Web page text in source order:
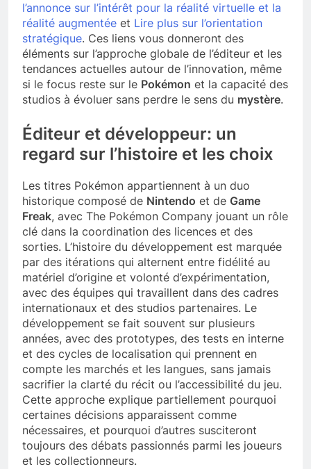
l’annonce sur l’intérêt pour la réalité virtuelle et la
réalité augmentée et Lire plus sur l’orientation
stratégique. Ces liens vous donneront des
éléments sur l’approche globale de l’éditeur et les
tendances actuelles autour de l’innovation, même
si le focus reste sur le Pokémon et la capacité des
studios à évoluer sans perdre le sens du mystère.
Éditeur et développeur: un
regard sur l’histoire et les choix
Les titres Pokémon appartiennent à un duo
historique composé de Nintendo et de Game
Freak, avec The Pokémon Company jouant un rôle
clé dans la coordination des licences et des
sorties. L’histoire du développement est marquée
par des itérations qui alternent entre fidélité au
matériel d’origine et volonté d’expérimentation,
avec des équipes qui travaillent dans des cadres
internationaux et des studios partenaires. Le
développement se fait souvent sur plusieurs
années, avec des prototypes, des tests en interne
et des cycles de localisation qui prennent en
compte les marchés et les langues, sans jamais
sacrifier la clarté du récit ou l’accessibilité du jeu.
Cette approche explique partiellement pourquoi
certaines décisions apparaissent comme
nécessaires, et pourquoi d’autres susciteront
toujours des débats passionnés parmi les joueurs
et les collectionneurs.